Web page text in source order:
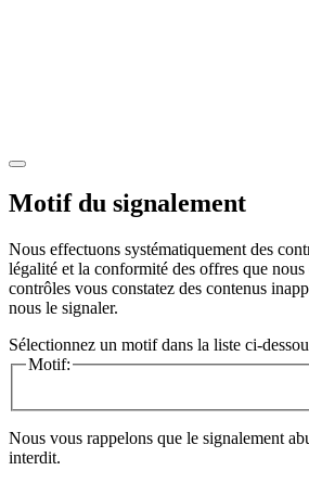
Motif du signalement
Nous effectuons systématiquement des
légalité et la conformité des offres que
contrôles vous constatez des contenus
nous le signaler.
Sélectionnez un motif dans la liste ci-
Motif:
Nous vous rappelons que le signalement
interdit.